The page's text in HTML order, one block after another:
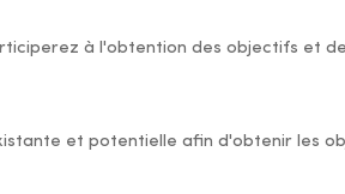
à l'obtention des objectifs et
et potentielle afin d'obtenir les